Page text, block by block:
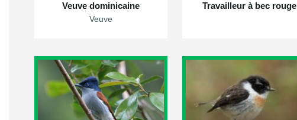
Veuve dominicaine
Veuve
Travailleur à bec rouge